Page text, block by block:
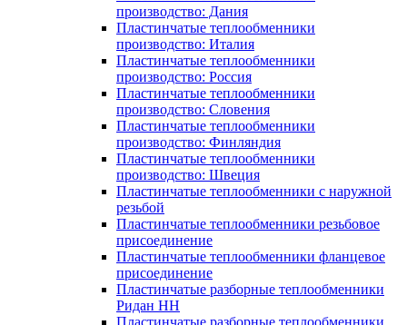
производство: Дания
Пластинчатые теплообменники
производство: Италия
Пластинчатые теплообменники
производство: Россия
Пластинчатые теплообменники
производство: Словения
Пластинчатые теплообменники
производство: Финляндия
Пластинчатые теплообменники
производство: Швеция
Пластинчатые теплообменники с наружной
резьбой
Пластинчатые теплообменники резьбовое
присоединение
Пластинчатые теплообменники фланцевое
присоединение
Пластинчатые разборные теплообменники
Ридан НН
Пластинчатые разборные теплообменники